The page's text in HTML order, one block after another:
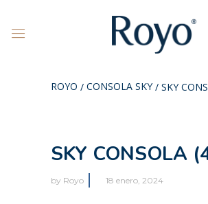
ROYO / CONSOLA SKY/ SKY
SKY CONSOLA
by Royo 18 enero, 2024